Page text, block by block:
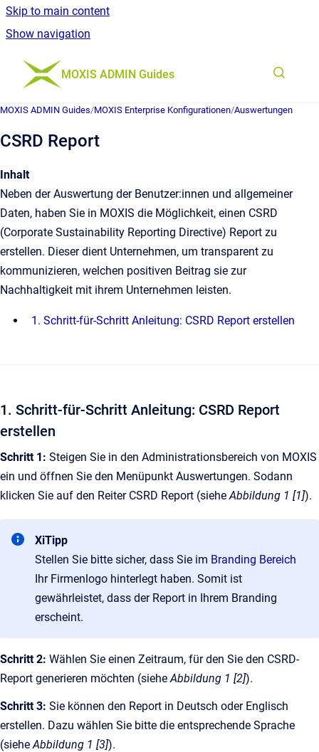
Skip to main content
Show navigation
Go to homepage
MOXIS ADMIN Guides
MOXIS ADMIN Guides/MOXIS Enterprise Konfigurationen/Auswertungen
CSRD Report
Inhalt
Neben der Auswertung der Benutzer:innen und allgemeiner
Daten, haben Sie in MOXIS die Möglichkeit, einen CSRD
(Corporate Sustainability Reporting Directive) Report zu
erstellen. Dieser dient Unternehmen, um transparent zu
kommunizieren, welchen positiven Beitrag sie zur
Nachhaltigkeit mit ihrem Unternehmen leisten.
1. Schritt-für-Schritt Anleitung: CSRD Report erstellen
1. Schritt-für-Schritt Anleitung: CSRD Report
erstellen
Schritt 1: Steigen Sie in den Administrationsbereich von MOXIS
ein und öffnen Sie den Menüpunkt Auswertungen. Sodann
klicken Sie auf den Reiter CSRD Report (sieheAbbildung 1 [1]).
XiTipp
Stellen Sie bitte sicher, dass Sie im Branding Bereich
Ihr Firmenlogo hinterlegt haben. Somit ist
gewährleistet, dass der Report in Ihrem Branding
erscheint.
Schritt 2: Wählen Sie einen Zeitraum, für den Sie den CSRD-
Report generieren möchten (sieheAbbildung 1 [2]).
Schritt 3: Sie können den Report in Deutsch oder Englisch
erstellen. Dazu wählen Sie bitte die entsprechende Sprache
(sieheAbbildung 1 [3]).